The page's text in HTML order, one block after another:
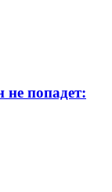
попадет: